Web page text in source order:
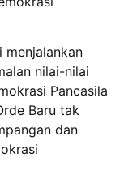
menjalankan
nilai-nilai
Pancasila
Baru tak
dan